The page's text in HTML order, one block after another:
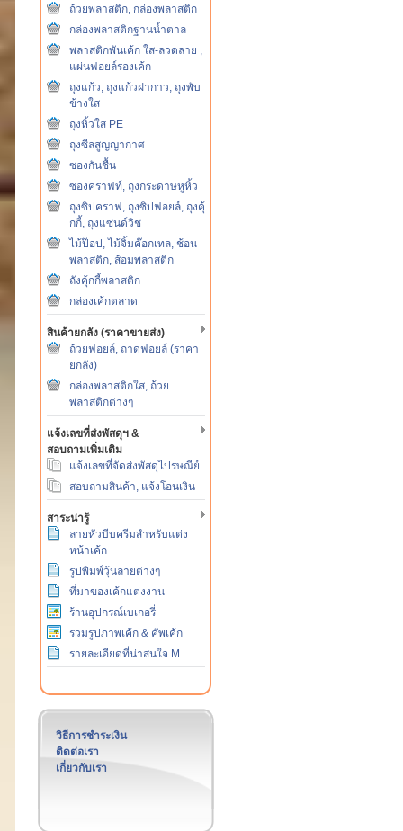
ถ้วยพลาสติก, กล่องพลาสติก
กล่องพลาสติกฐานน้ำตาล
พลาสติกพันเค้ก ใส-ลวดลาย ,
แผ่นฟอยล์รองเค้ก
ถุงแก้ว, ถุงแก้วฝากาว, ถุงพับ
ข้างใส
ถุงหิ้วใส PE
ถุงซีลสูญญากาศ
ซองกันชื้น
ซองคราฟท์, ถุงกระดาษหูหิ้ว
ถุงซิปคราฟ, ถุงซิปฟอยล์, ถุงคุ้
กกี้, ถุงแซนด์วิช
ไม้ป๊อป, ไม้จิ้มค๊อกเทล, ช้อน
พลาสติก, ส้อมพลาสติก
ถังคุ้กกี้พลาสติก
กล่องเค้กตลาด
สินค้ายกลัง (ราคาขายส่ง)
ถ้วยฟอยล์, ถาดฟอยล์ (ราคา
ยกลัง)
กล่องพลาสติกใส, ถ้วย
พลาสติกต่างๆ
แจ้งเลขที่ส่งพัสดุฯ &
สอบถามเพิ่มเติม
แจ้งเลขที่จัดส่งพัสดุไปรษณีย์
สอบถามสินค้า, แจ้งโอนเงิน
สาระน่ารู้
ลายหัวบีบครีมสำหรับแต่ง
หน้าเค้ก
รูปพิมพ์วุ้นลายต่างๆ
ที่มาของเค้กแต่งงาน
ร้านอุปกรณ์เบเกอรี่
รวมรูปภาพเค้ก & คัพเค้ก
รายละเอียดที่น่าสนใจ M
วิธีการชำระเงิน
ติดต่อเรา
เกี่ยวกับเรา